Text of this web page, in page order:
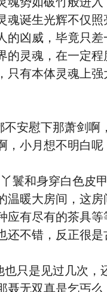
魂诞生光辉不仅照
的凶威，毕竟只差
的灵魂，在一定
只有本体灵魂上强
慰下那萧剑啊
，小月想不明白呢
和身穿白色皮甲
温暖大房间，这房
应有尽有的茶具等
还不错，反正很是
是见过几次，
聂无双真是乞丐么